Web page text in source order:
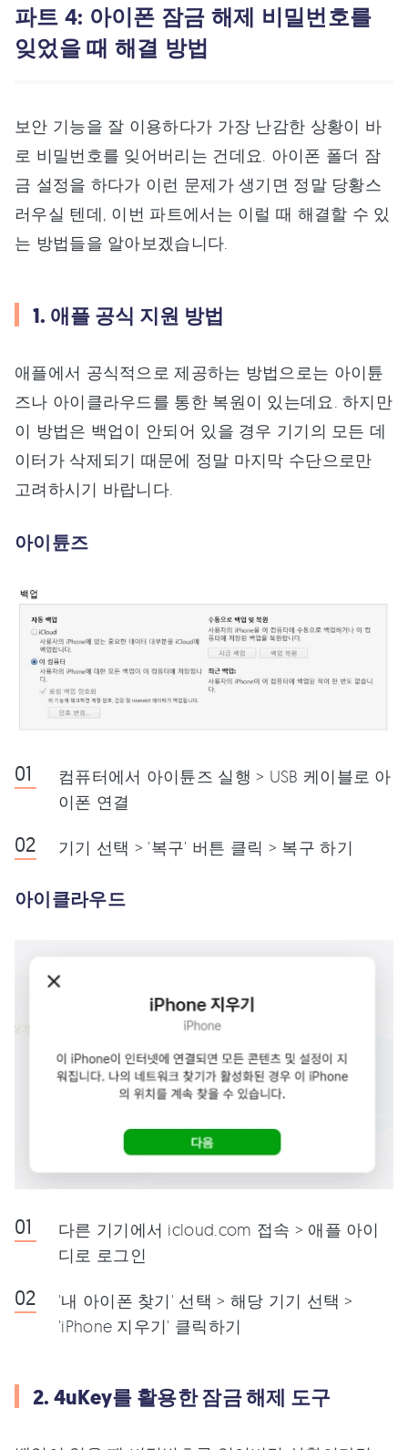
파트 4: 아이폰 잠금 해제 비밀번호를
잊었을 때 해결 방법
보안 기능을 잘 이용하다가 가장 난감한 상황이 바
로 비밀번호를 잊어버리는 건데요. 아이폰 폴더 잠
금 설정을 하다가 이런 문제가 생기면 정말 당황스
러우실 텐데, 이번 파트에서는 이럴 때 해결할 수 있
는 방법들을 알아보겠습니다.
1. 애플 공식 지원 방법
애플에서 공식적으로 제공하는 방법으로는 아이튠
즈나 아이클라우드를 통한 복원이 있는데요. 하지만
이 방법은 백업이 안되어 있을 경우 기기의 모든 데
이터가 삭제되기 때문에 정말 마지막 수단으로만
고려하시기 바랍니다.
아이튠즈
컴퓨터에서 아이튠즈 실행 > USB 케이블로 아
이폰 연결
기기 선택 > '복구' 버튼 클릭 > 복구 하기
아이클라우드
다른 기기에서 icloud.com 접속 > 애플 아이
디로 로그인
'내 아이폰 찾기' 선택 > 해당 기기 선택 >
'iPhone 지우기' 클릭하기
2. 4uKey를 활용한 잠금 해제 도구